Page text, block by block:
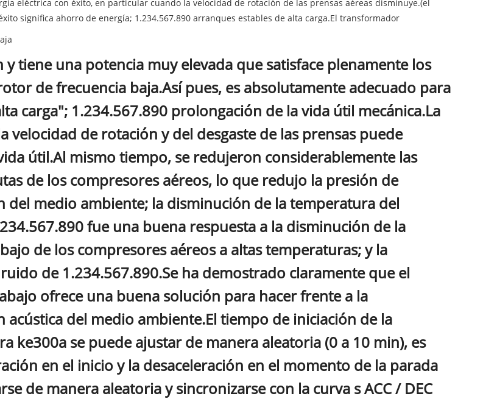
eléctrica con éxito, en particular cuando la velocidad de rotación de las prensas aéreas disminuye.(el
significa ahorro de energía; 1.234.567.890 arranques estables de alta carga.El transformador
y tiene una potencia muy elevada que satisface plenamente los
de frecuencia baja.Así pues, es absolutamente adecuado para
carga"; 1.234.567.890 prolongación de la vida útil mecánica.La
velocidad de rotación y del desgaste de las prensas puede
útil.Al mismo tiempo, se redujeron considerablemente las
de los compresores aéreos, lo que redujo la presión de
del medio ambiente; la disminución de la temperatura del
fue una buena respuesta a la disminución de la
de los compresores aéreos a altas temperaturas; y la
de 1.234.567.890.Se ha demostrado claramente que el
ofrece una buena solución para hacer frente a la
acústica del medio ambiente.El tiempo de iniciación de la
ke300a se puede ajustar de manera aleatoria (0 a 10 min), es
en el inicio y la desaceleración en el momento de la parada
de manera aleatoria y sincronizarse con la curva s ACC / DEC